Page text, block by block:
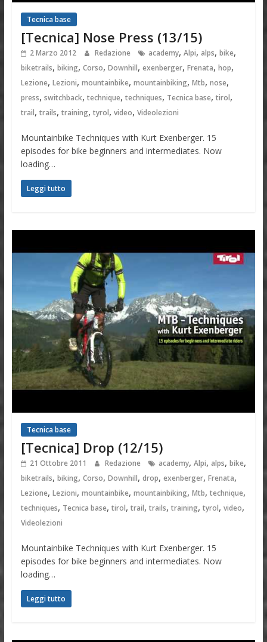
Tecnica base
[Tecnica] Nose Press (13/15)
2 Marzo 2012 Redazione academy, Alpi, alps, bike,
biketrails, biking, Corso, Downhill, exenberger, Frenata, hop,
Lezione, Lezioni, mountainbike, mountainbiking, Mtb, nose,
press, switchback, technique, techniques, Tecnica base, tirol,
trail, trails, training, tyrol, video, Videolezioni
Mountainbike Techniques with Kurt Exenberger. 15
episodes for bike beginners and intermediates. Now
loading…
Leggi tutto
Tecnica base
[Tecnica] Drop (12/15)
21 Ottobre 2011 Redazione academy, Alpi, alps, bike,
biketrails, biking, Corso, Downhill, drop, exenberger, Frenata,
Lezione, Lezioni, mountainbike, mountainbiking, Mtb, technique,
techniques, Tecnica base, tirol, trail, trails, training, tyrol, video,
Videolezioni
Mountainbike Techniques with Kurt Exenberger. 15
episodes for bike beginners and intermediates. Now
loading…
Leggi tutto